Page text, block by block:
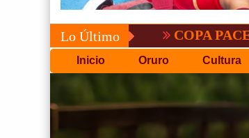
Lo ÚltimoCOPA PACEÑA DE
Inicio Oruro Cultura